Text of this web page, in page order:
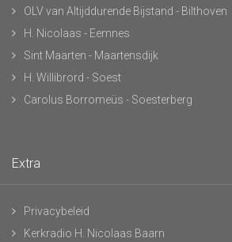
OLV van Altijddurende Bijstand - Bilthoven
H. Nicolaas - Eemnes
Sint Maarten - Maartensdijk
H. Willibrord - Soest
Carolus Borromeüs - Soesterberg
Extra
Privacybeleid
Kerkradio H. Nicolaas Baarn